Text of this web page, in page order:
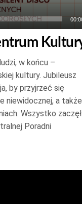
w końcu –
kultury. Jubileusz
by przyjrzeć się
niewidocznej, a także
Wszystko
Poradni